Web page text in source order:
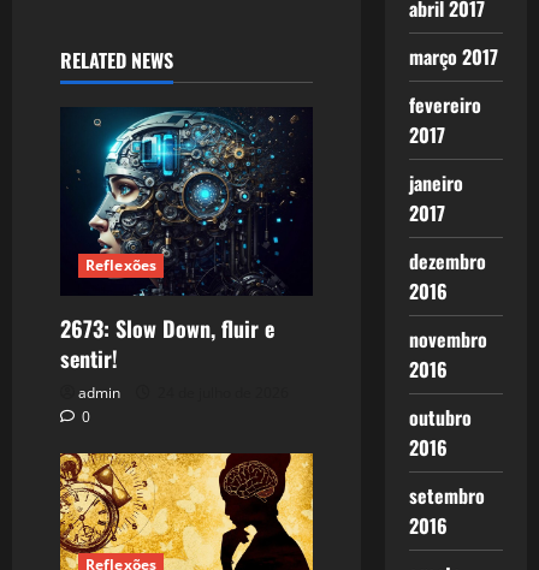
RELATED NEWS
Reflexões
2673: Slow Down, fluir e
sentir!
admin
0
Reflexões
abril 2017
março 2017
fevereiro
2017
janeiro
2017
dezembro
2016
novembro
2016
outubro
2016
setembro
2016